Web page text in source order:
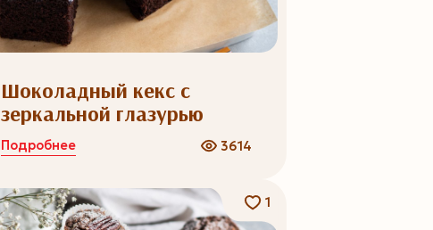
Шоколадный кекс с
зеркальной глазурью
Подробнее 3614
1